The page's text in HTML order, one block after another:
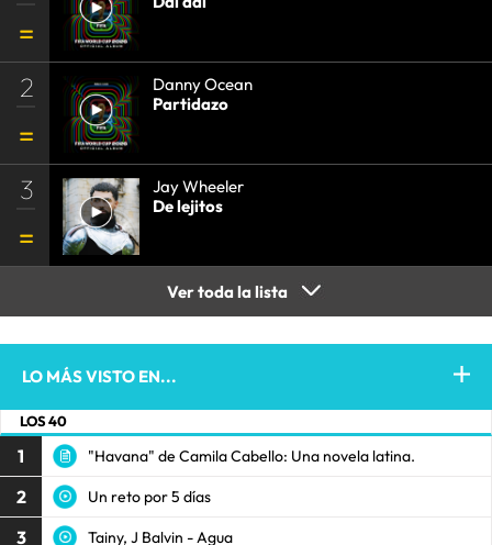
2
Danny Ocean
Partidazo
3
Jay Wheeler
De lejitos
Ver toda la lista
LO MÁS VISTO EN...
LOS 40
1 "Havana" de Camila Cabello: Una novela latina.
2 Un reto por 5 días
3 Tainy, J Balvin - Agua